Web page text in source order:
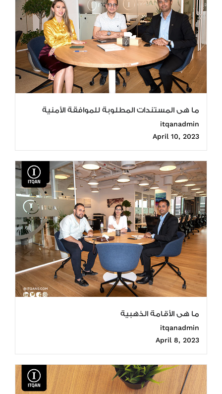
ما هى المستندات المطلوبة للموافقة الأمنية
itqanadmin
April 10, 2023
ما هى الأقامة الذهبية
itqanadmin
April 8, 2023